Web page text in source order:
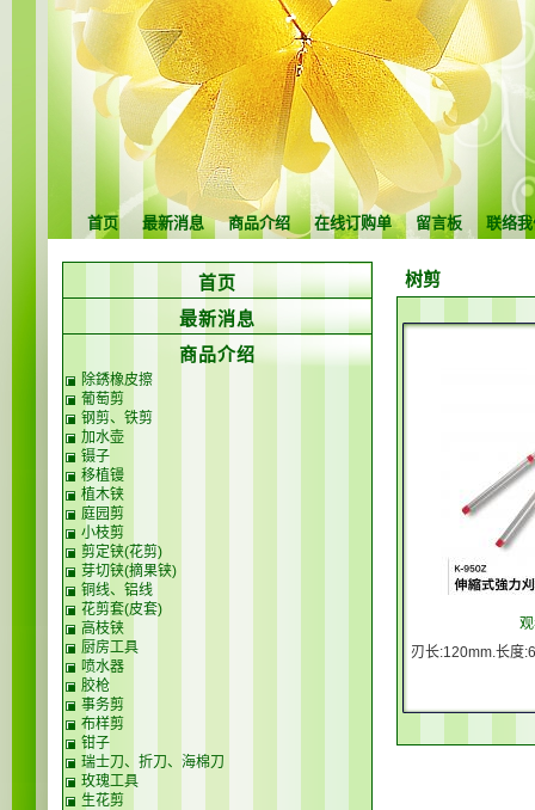
首页 最新消息 商品介绍 在线订购单 留言板 联络
树剪
刃长:120mm.长度
首页
最新消息
商品介绍
除銹橡皮擦
葡萄剪
钢剪、铁剪
加水壶
镊子
移植镘
植木铗
庭园剪
小枝剪
剪定铗(花剪)
芽切铗(摘果铗)
铜线、铝线
花剪套(皮套)
高枝铗
厨房工具
喷水器
胶枪
事务剪
布样剪
钳子
瑞士刀、折刀、海棉刀
玫瑰工具
生花剪